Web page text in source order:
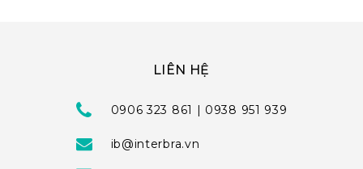
LIÊN HỆ
0906 323 861 | 0938 951 939
ib@interbra.vn